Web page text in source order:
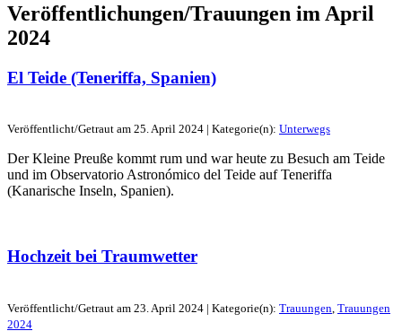
Veröffentlichungen/Trauungen im April
2024
El Teide (Teneriffa, Spanien)
Veröffentlicht/Getraut am 25. April 2024 | Kategorie(n): Unterwegs
Der Kleine Preuße kommt rum und war heute zu Besuch am Teide
und im Observatorio Astronómico del Teide auf Teneriffa
(Kanarische Inseln, Spanien).
Hochzeit bei Traumwetter
Veröffentlicht/Getraut am 23. April 2024 | Kategorie(n): Trauungen Trauungen
2024